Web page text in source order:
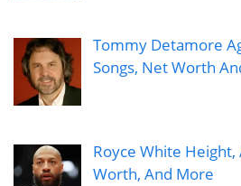
Tommy Detamore
Songs, Net Worth
Royce White Height,
Worth, And More